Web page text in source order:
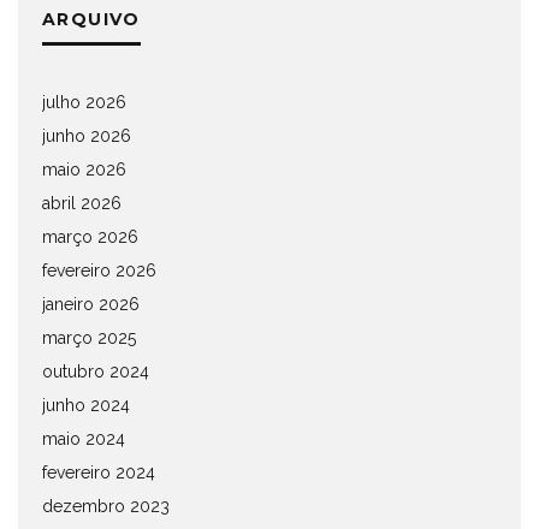
ARQUIVO
julho 2026
junho 2026
maio 2026
abril 2026
março 2026
fevereiro 2026
janeiro 2026
março 2025
outubro 2024
junho 2024
maio 2024
fevereiro 2024
dezembro 2023